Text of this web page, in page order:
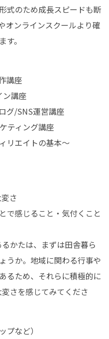
式のため成長スピードも断
オンラインスクールより確
。
講座
ン講座
グ/SNS運営講座
ティング講座
リエイトの基本～
さ
で感じること・気付くこと
かたは、まずは田舎暮ら
うか。地域に関わる行事や
るため、それらに積極的に
さを感じてみてくださ
プなど）